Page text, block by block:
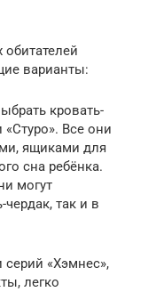
варианты:
кровать-
«Стуро». Все они
ящиками для
сна ребёнка.
могут
так и в
серий «Хэмнес»,
легко